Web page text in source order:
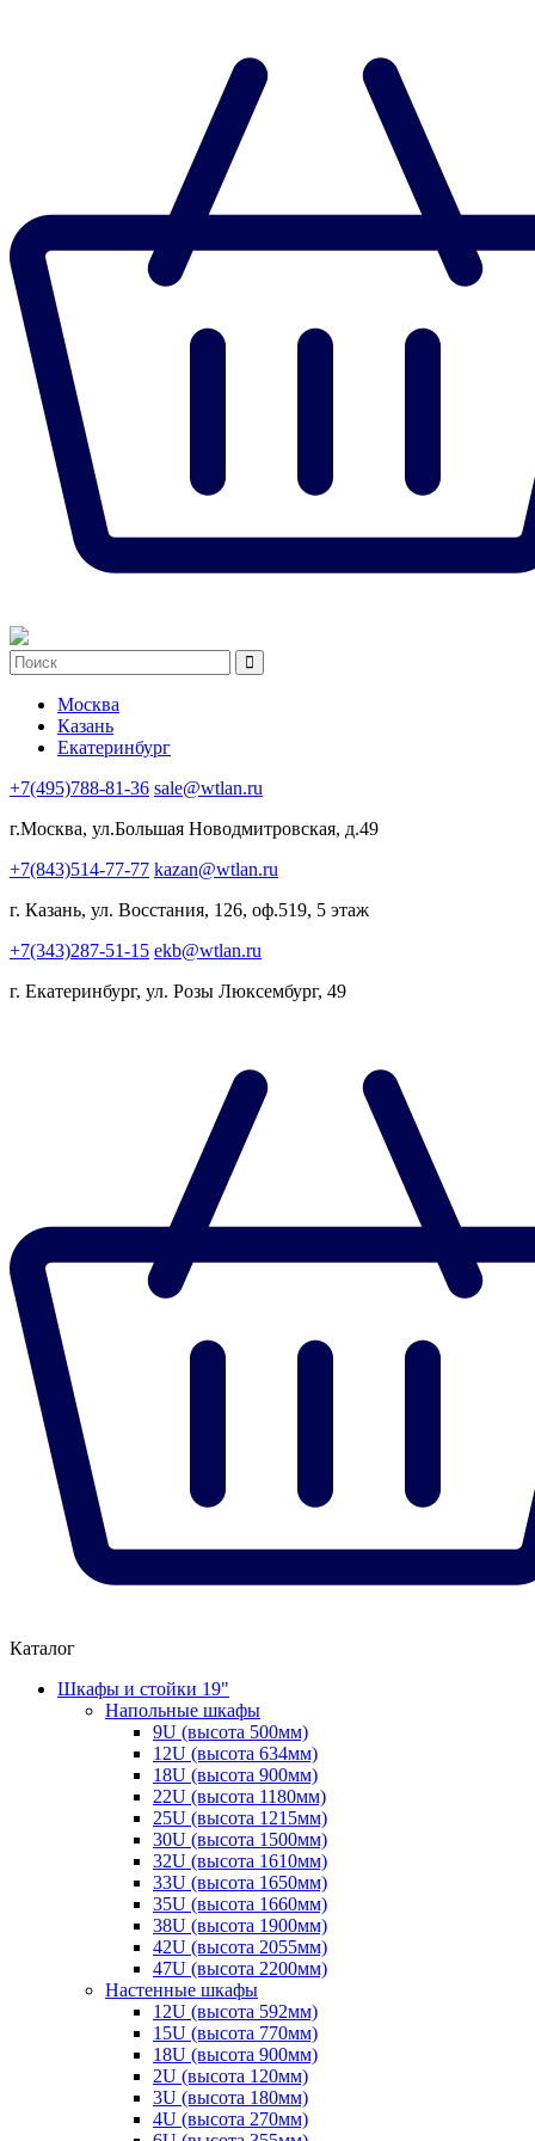
Москва
Казань
Екатеринбург
+7(495)788-81-36 sale@wtlan.ru
г.Москва, ул.Большая Новодмитровская, д.49
+7(843)514-77-77 kazan@wtlan.ru
г. Казань, ул. Восстания, 126, оф.519, 5 этаж
+7(343)287-51-15 ekb@wtlan.ru
г. Екатеринбург, ул. Розы Люксембург, 49
Каталог
Шкафы и стойки 19"
Напольные шкафы
9U (высота 500мм)
12U (высота 634мм)
18U (высота 900мм)
22U (высота 1180мм)
25U (высота 1215мм)
30U (высота 1500мм)
32U (высота 1610мм)
33U (высота 1650мм)
35U (высота 1660мм)
38U (высота 1900мм)
42U (высота 2055мм)
47U (высота 2200мм)
Настенные шкафы
12U (высота 592мм)
15U (высота 770мм)
18U (высота 900мм)
2U (высота 120мм)
3U (высота 180мм)
4U (высота 270мм)